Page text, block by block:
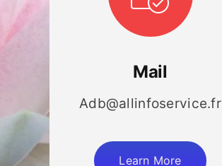
Mail
Adb@allinfoservice.fr
Learn More